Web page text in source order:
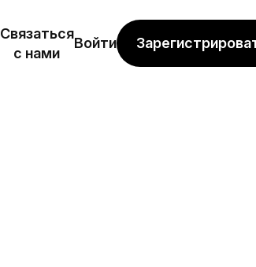
Связаться
с нами
Войти